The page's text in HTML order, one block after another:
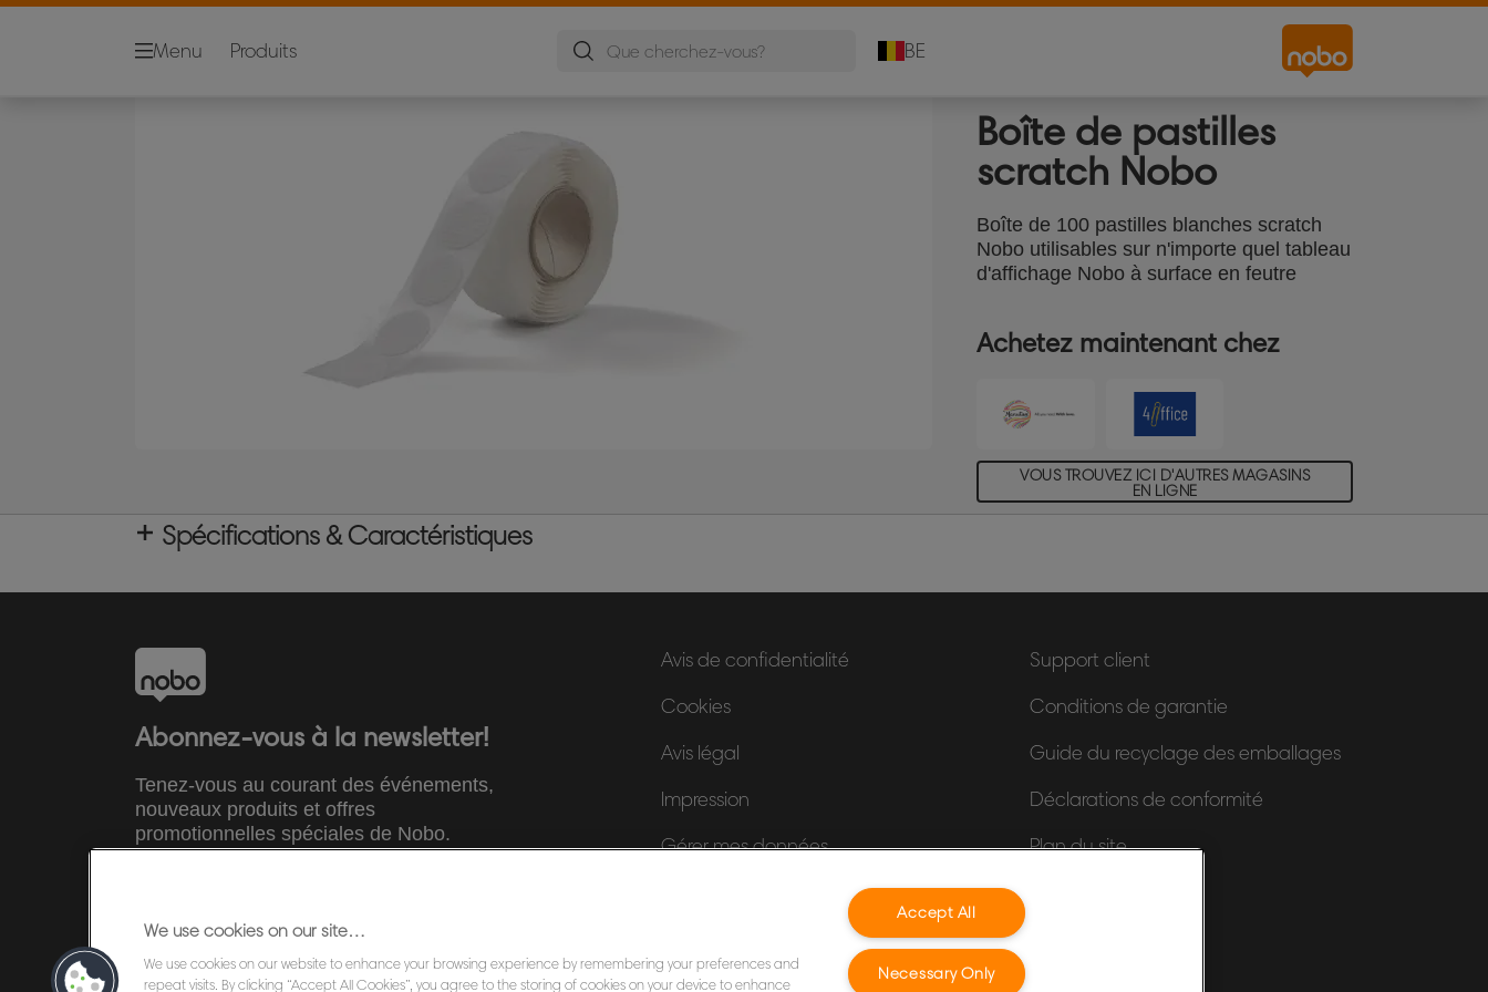
Menu Produits BE
Boîte de pastilles
scratch Nobo
Boîte de 100 pastilles blanches scratch
Nobo utilisables sur n'importe quel tableau
d'affichage Nobo à surface en feutre
Achetez maintenant chez
VOUS TROUVEZ ICI D'AUTRES MAGASINS
EN LIGNE
Spécifications & Caractéristiques
Abonnez-vous à la newsletter!
Tenez-vous au courant des événements,
nouveaux produits et offres
promotionnelles spéciales de Nobo.
Avis de confidentialité
Cookies
Avis légal
Impression
Gérer mes données
Support client
Conditions de garantie
Guide du recyclage des emballages
Déclarations de conformité
Plan du site
©2026 ACCO Brands
We use cookies on our site…
We use cookies on our website to enhance your browsing experience by remembering your preferences and
repeat visits. By clicking “Accept All Cookies”, you agree to the storing of cookies on your device to enhance
Accept All
Necessary Only